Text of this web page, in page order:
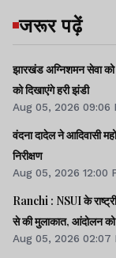
जरूर पढ़ें
झारखंड अग्निशमन सेवा
को दिखाएंगे हरी झंडी
Aug 05, 2026 09:06
वंदना दादेल ने आदिवासी
निरीक्षण
Aug 05, 2026 12:00
Ranchi : NSUI के
से की मुलाकात, आंदोलन को
Aug 05, 2026 02:07